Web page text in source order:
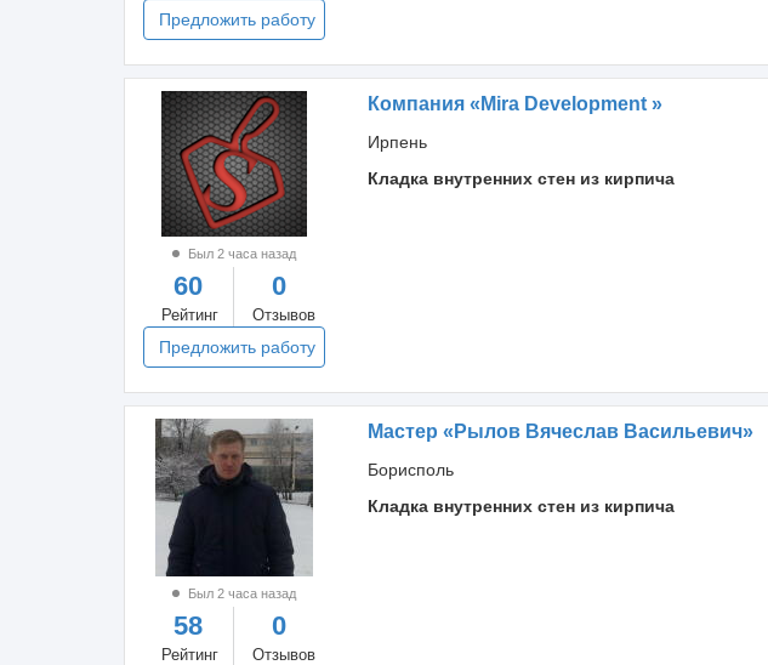
Предложить работу
Был 2 часа назад
60
Рейтинг
0
Отзывов
Предложить работу
Компания «Mira Development »
Ирпень
Кладка внутренних стен из кирпича
Был 2 часа назад
58
Рейтинг
0
Отзывов
Мастер «Рылов Вячеслав Васильевич»
Борисполь
Кладка внутренних стен из кирпича